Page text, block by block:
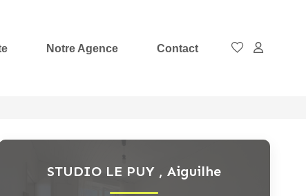
Notre Agence Contact
STUDIO LE PUY ,Aiguilhe